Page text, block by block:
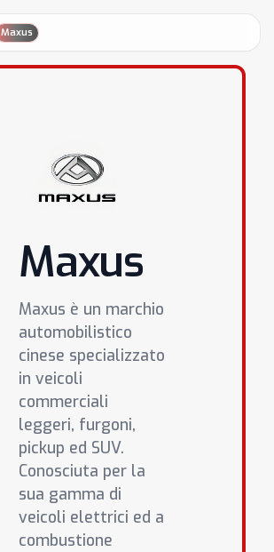
Maxus
Maxus
Maxus è un marchio
automobilistico
cinese specializzato
in veicoli
commerciali
leggeri, furgoni,
pickup ed SUV.
Conosciuta per la
sua gamma di
veicoli elettrici ed a
combustione